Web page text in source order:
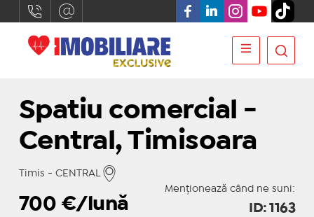
Spatiu comercial -
Central, Timisoara
Timis - CENTRAL
Menționează când ne suni:
700 €/lună ID: 1163